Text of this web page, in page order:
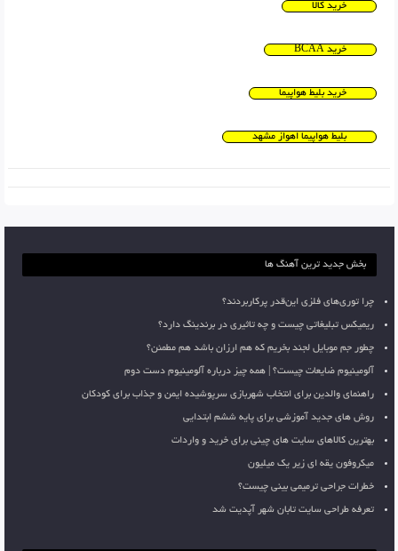
خرید کالا
خرید BCAA
خرید بلیط هواپیما
بلیط هواپیما اهواز مشهد
بخش جدید ترین آهنگ ها
چرا توری‌های فلزی این‌قدر پرکاربردند؟
ریمیکس تبلیغاتی چیست و چه تاثیری در برندینگ دارد؟
چطور جم موبایل لجند بخریم که هم ارزان باشد هم مطمئن؟
آلومینیوم ضایعات چیست؟ | همه چیز درباره آلومینیوم دست دوم
راهنمای والدین برای انتخاب شهربازی سرپوشیده ایمن و جذاب برای کودکان
روش های جدید آموزشی برای پایه ششم ابتدایی
بهترین کالاهای سایت های چینی برای خرید و واردات
میکروفون یقه ای زیر یک میلیون
خطرات جراحی ترمیمی بینی چیست؟
تعرفه طراحی سایت تابان شهر آپدیت شد